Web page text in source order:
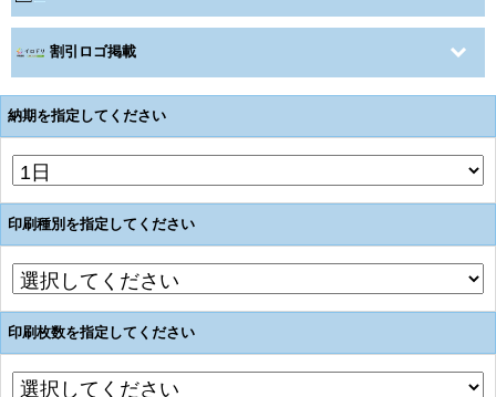
割引ロゴ掲載
納期を指定してください
印刷種別を指定してください
印刷枚数を指定してください